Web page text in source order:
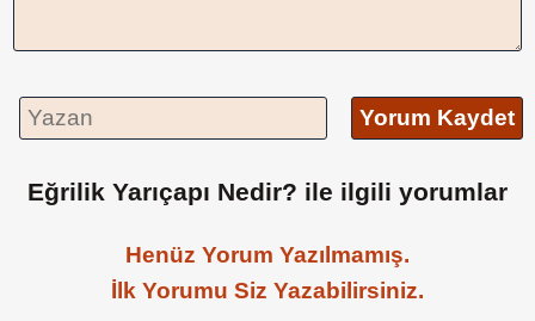
Yorum Kaydet
Eğrilik Yarıçapı Nedir? ile ilgili yorumlar
Henüz Yorum Yazılmamış.
İlk Yorumu Siz Yazabilirsiniz.